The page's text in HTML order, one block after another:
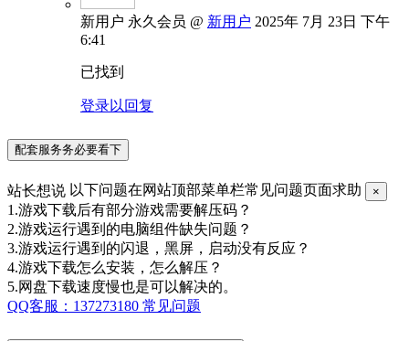
新用户 永久会员 @ 新用户 2025年 7月 23日 下午
6:41
已找到
登录以回复
配套服务务必要看下
站长想说 以下问题在网站顶部菜单栏常见问题页面求助 ×
1.游戏下载后有部分游戏需要解压码？
2.游戏运行遇到的电脑组件缺失问题？
3.游戏运行遇到的闪退，黑屏，启动没有反应？
4.游戏下载怎么安装，怎么解压？
5.网盘下载速度慢也是可以解决的。
QQ客服：137273180 常见问题